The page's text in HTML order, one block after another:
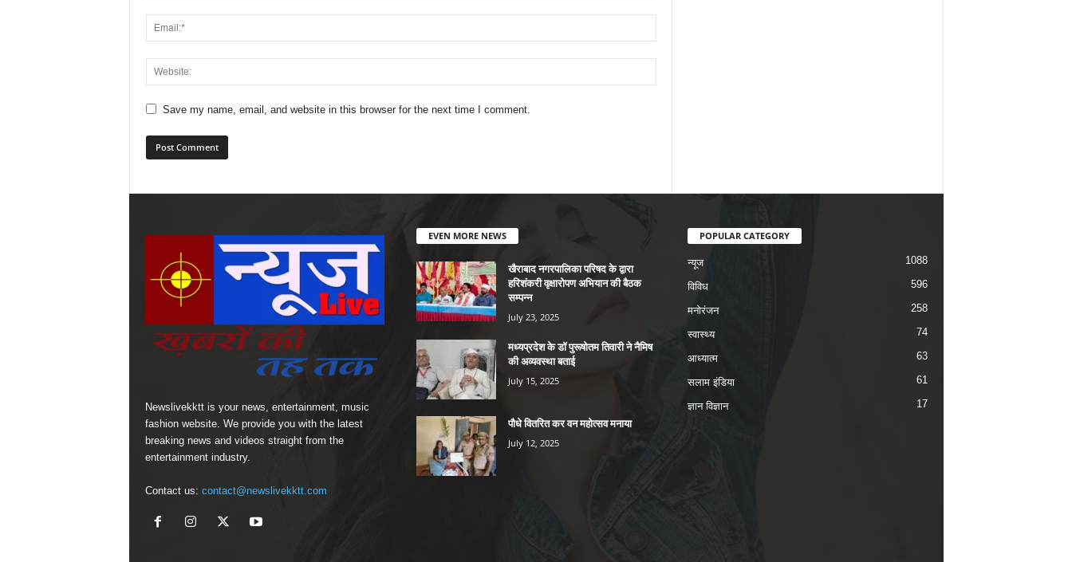
Save my name, email, and website in this browser for the next time I comment.
Newslivekktt is your news, entertainment, music
fashion website. We provide you with the latest
breaking news and videos straight from the
entertainment industry.
Contact us: contact@newslivekktt.com
EVEN MORE NEWS
खैराबाद नगरपालिका परिषद के द्वारा
हरिशंकरी वृक्षारोपण अभियान की बैठक
सम्पन्न
July 23, 2025
मध्यप्रदेश के डॉ पुरूषोतम तिवारी ने नैमिष
की अव्यवस्था बताई
July 15, 2025
पौधे वितरित कर वन महोत्सव मनाया
July 12, 2025
POPULAR CATEGORY
न्यूज 1088
विविध 596
मनोरंजन 258
स्वास्थ्य 74
आध्यात्म 63
सलाम इंडिया 61
ज्ञान विज्ञान 17